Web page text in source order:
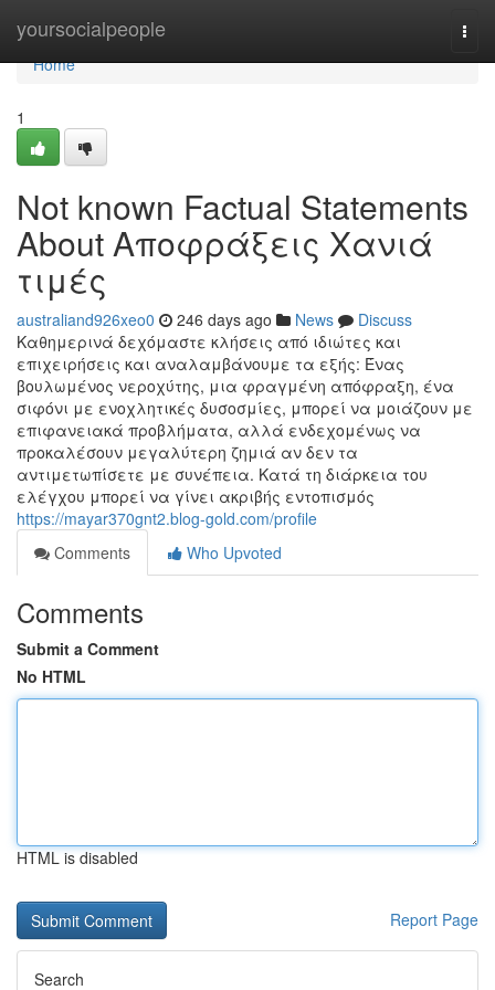
yoursocialpeople
Home
Home
1
Not known Factual Statements
About Αποφράξεις Χανιά
τιμές
australiand926xeo0 246 days ago News
Discuss
Καθημερινά δεχόμαστε κλήσεις από ιδιώτες και
επιχειρήσεις και αναλαμβάνουμε τα εξής: Ένας
βουλωμένος νεροχύτης, μια φραγμένη απόφραξη, ένα
σιφόνι με ενοχλητικές δυσοσμίες, μπορεί να μοιάζουν με
επιφανειακά προβλήματα, αλλά ενδεχομένως να
προκαλέσουν μεγαλύτερη ζημιά αν δεν τα
αντιμετωπίσετε με συνέπεια. Κατά τη διάρκεια του
ελέγχου μπορεί να γίνει ακριβής εντοπισμός
https://mayar370gnt2.blog-gold.com/profile
Comments
Who Upvoted
Comments
Submit a Comment
No HTML
HTML is disabled
Report Page
Search